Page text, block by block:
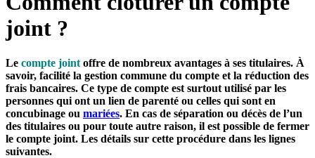
joint ?
Le compte joint offre de nombreux avantages à ses titulaires. À
savoir, facilité la gestion commune du compte et la réduction des
frais bancaires. Ce type de compte est surtout utilisé par les
personnes qui ont un lien de parenté ou celles qui sont en
concubinage ou mariées. En cas de séparation ou décès de l’un
des titulaires ou pour toute autre raison, il est possible de fermer
le compte joint. Les détails sur cette procédure dans les lignes
suivantes.